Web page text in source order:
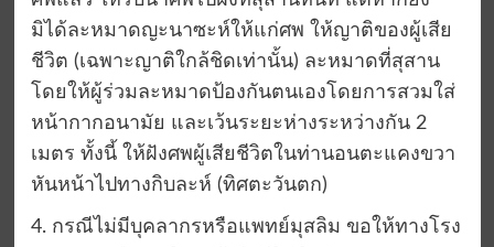
มิได้ละหมาดญะนาซะห์ให้แก่ศพ ให้ญาติของผู้เสีย
ชีวิต (เฉพาะญาติใกล้ชิดเท่านั้น) ละหมาดที่สุสาน
โดยให้ผู้ร่วมละหมาดป้องกันตนเองโดยการสวมใส่
หน้ากากอนามัย และเว้นระยะห่างระหว่างกัน 2
เมตร ทั้งนี้ ให้ฝังศพผู้เสียชีวิตในท่านอนตะแคงขวา
หันหน้าไปทางกิบละห์ (ทิศตะวันตก)
4. กรณีไม่มีบุคลากรหรือแพทย์มุสลิม ขอให้ทางโรง